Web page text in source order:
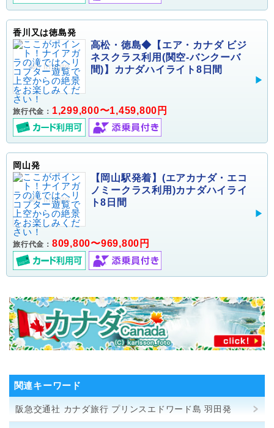
香川又は徳島発
高松・徳島◆【エア・カナダ ビジ
ネスクラス利用(関空-バンクーバ
間)】カナダハイライト8日間
旅行代金： 1,299,800〜1,459,800円
岡山発
【岡山駅発着】(エアカナダ・エコ
ノミークラス利用)カナダハイライ
ト8日間
旅行代金： 809,800〜969,800円
関連キーワード
阪急交通社 カナダ旅行 プリンスエドワード島 羽田発